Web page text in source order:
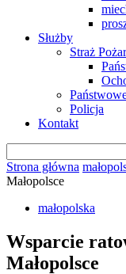
Służby
Straż
Policja
Kontakt
Strona główna
Małopolsce
małopolska
Wsparcie
Małopolsce